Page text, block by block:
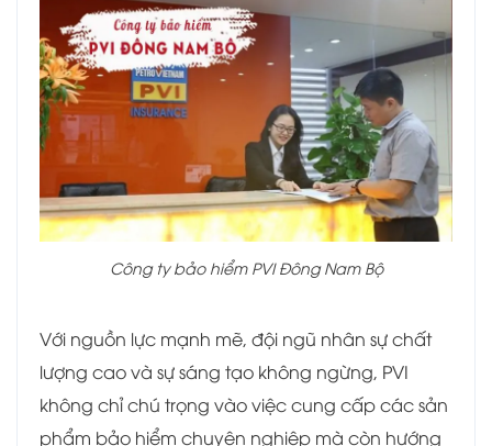
Công ty bảo hiểm PVI Đông Nam Bộ
Với nguồn lực mạnh mẽ, đội ngũ nhân sự chất
lượng cao và sự sáng tạo không ngừng, PVI
không chỉ chú trọng vào việc cung cấp các sản
phẩm bảo hiểm chuyên nghiệp mà còn hướng